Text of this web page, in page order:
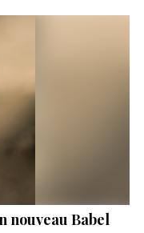
nouveau Babel